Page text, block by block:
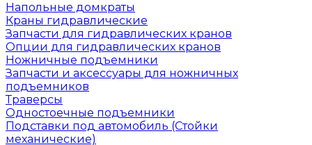
Напольные домкраты
Краны гидравлические
Запчасти для гидравлических кранов
Опции для гидравлических кранов
Ножничные подъемники
Запчасти и аксессуары для ножничных
подъемников
Траверсы
Одностоечные подъемники
Подставки под автомобиль (Стойки
механические)